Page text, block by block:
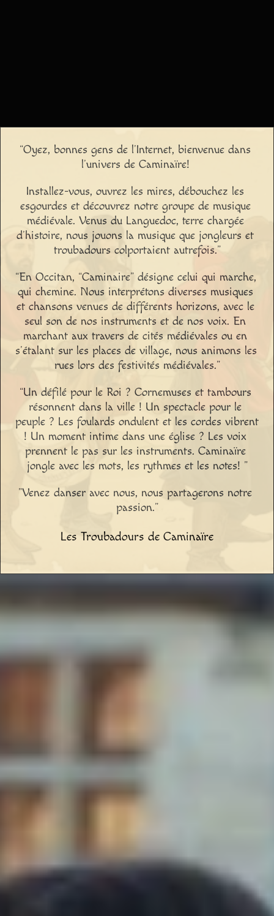
“Oyez, bonnes gens de l’Internet, bienvenue dans
l’univers de Caminaïre!
Installez-vous, ouvrez les mires, débouchez les
esgourdes et découvrez notre groupe de musique
médiévale. Venus du Languedoc, terre chargée
d’histoire, nous jouons la musique que jongleurs et
troubadours colportaient autrefois.”
“En Occitan, “Caminaire” désigne celui qui marche,
qui chemine. Nous interprétons diverses musiques
et chansons venues de différents horizons, avec le
seul son de nos instruments et de nos voix. En
marchant aux travers de cités médiévales ou en
s’étalant sur les places de village, nous animons les
rues lors des festivités médiévales.”
“Un défilé pour le Roi ? Cornemuses et tambours
résonnent dans la ville ! Un spectacle pour le
peuple ? Les foulards ondulent et les cordes vibrent
! Un moment intime dans une église ? Les voix
prennent le pas sur les instruments. Caminaïre
jongle avec les mots, les rythmes et les notes! ”
”Venez danser avec nous, nous partagerons notre
passion.”
Les Troubadours de Caminaïre